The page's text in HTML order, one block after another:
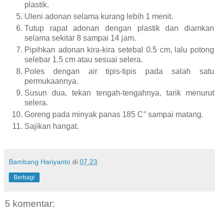
plastik.
Uleni adonan selama kurang lebih 1 menit.
Tutup rapat adonan dengan plastik dan diamkan
selama sekitar 8 sampai 14 jam.
Pipihkan adonan kira-kira setebal 0.5 cm, lalu potong
selebar 1.5 cm atau sesuai selera.
Poles dengan air tipis-tipis pada salah satu
permukaannya.
Susun dua, tekan tengah-tengahnya, tarik menurut
selera.
Goreng pada minyak panas 185 C° sampai matang.
Sajikan hangat.
Bambang Hariyanto di 07.23
Berbagi
5 komentar: